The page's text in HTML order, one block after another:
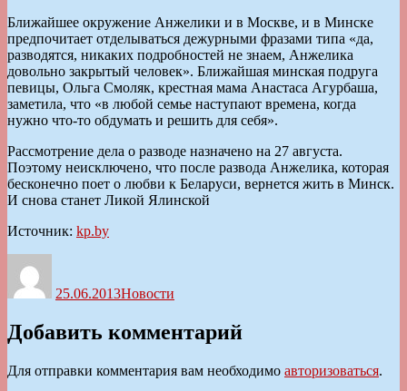
Ближайшее окружение Анжелики и в Москве, и в Минске
предпочитает отделываться дежурными фразами типа «да,
разводятся, никаких подробностей не знаем, Анжелика
довольно закрытый человек». Ближайшая минская подруга
певицы, Ольга Смоляк, крестная мама Анастаса Агурбаша,
заметила, что «в любой семье наступают времена, когда
нужно что-то обдумать и решить для себя».
Рассмотрение дела о разводе назначено на 27 августа.
Поэтому неисключено, что после развода Анжелика, которая
бесконечно поет о любви к Беларуси, вернется жить в Минск.
И снова станет Ликой Ялинской
Источник: kp.by
25.06.2013Новости
Добавить комментарий
Для отправки комментария вам необходимо авторизоваться.